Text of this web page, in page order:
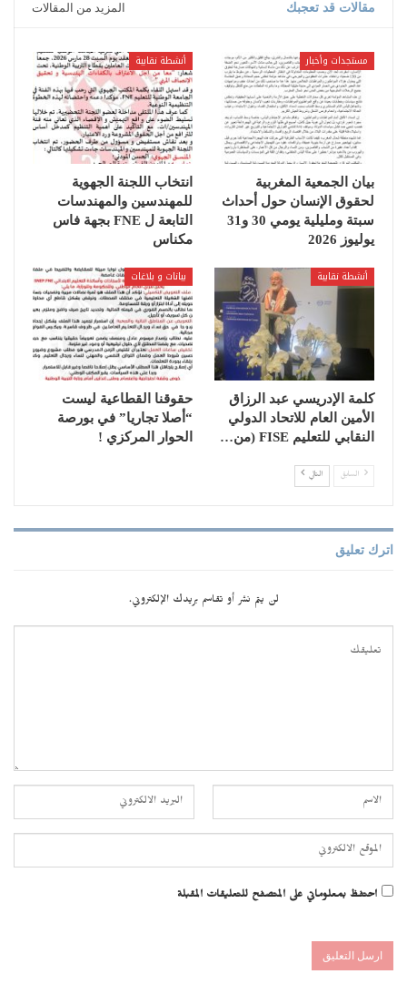
مقالات قد تعجبك المزيد من المقالات
مستجدات وأخبار
بيان الجمعية المغربية
لحقوق الإنسان حول أحداث
سبتة ومليلية يومي 30 و31
يوليوز 2026
أنشطة نقابية
انتخاب اللجنة الجهوية
للمهندسين والمهندسات
التابعة ل FNE بجهة فاس
مكناس
أنشطة نقابية
كلمة الإدريسي عبد الرزاق
الأمين العام للاتحاد الدولي
النقابي للتعليم ‏FISE‏ (من…
بيانات و بلاغات
حقوقنا القطاعية ليست
“أصلا تجاريا” في بورصة
الحوار المركزي !
السابق التالي
اترك تعليق
لن يتم نشر أو تقاسم بريدك الإلكتروني.
احتفظ بمعلوماتي على المتصفح للتعليقات المقبلة